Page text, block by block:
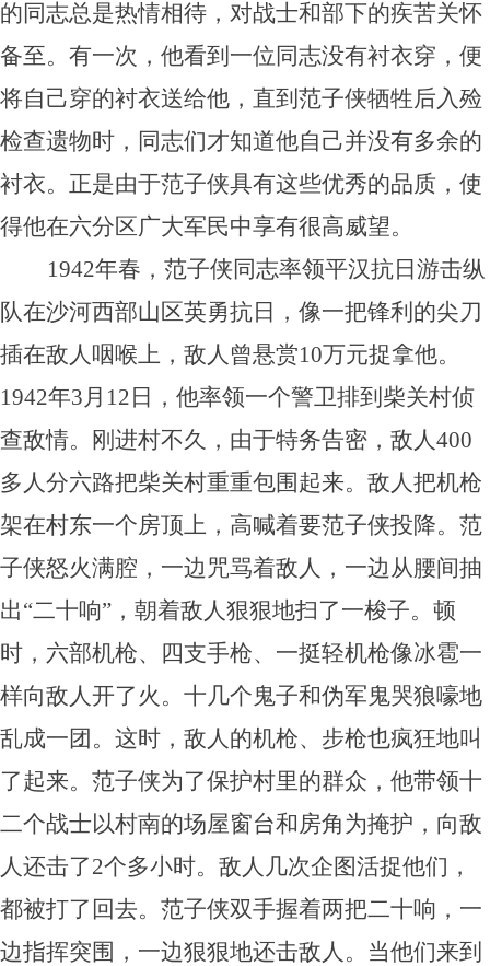
的同志总是热情相待，对战士和部下的疾苦关怀
备至。有一次，他看到一位同志没有衬衣穿，便
将自己穿的衬衣送给他，直到范子侠牺牲后入殓
检查遗物时，同志们才知道他自己并没有多余的
衬衣。正是由于范子侠具有这些优秀的品质，使
得他在六分区广大军民中享有很高威望。
1942年春，范子侠同志率领平汉抗日游击纵
队在沙河西部山区英勇抗日，像一把锋利的尖刀
插在敌人咽喉上，敌人曾悬赏10万元捉拿他。
1942年3月12日，他率领一个警卫排到柴关村侦
查敌情。刚进村不久，由于特务告密，敌人400
多人分六路把柴关村重重包围起来。敌人把机枪
架在村东一个房顶上，高喊着要范子侠投降。范
子侠怒火满腔，一边咒骂着敌人，一边从腰间抽
出“二十响”，朝着敌人狠狠地扫了一梭子。顿
时，六部机枪、四支手枪、一挺轻机枪像冰雹一
样向敌人开了火。十几个鬼子和伪军鬼哭狼嚎地
乱成一团。这时，敌人的机枪、步枪也疯狂地叫
了起来。范子侠为了保护村里的群众，他带领十
二个战士以村南的场屋窗台和房角为掩护，向敌
人还击了2个多小时。敌人几次企图活捉他们，
都被打了回去。范子侠双手握着两把二十响，一
边指挥突围，一边狠狠地还击敌人。当他们来到